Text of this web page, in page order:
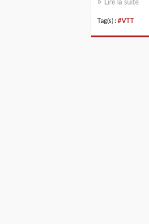
Lire la suite
Tag(s) : #VTT